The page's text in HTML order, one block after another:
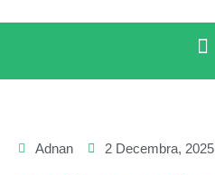
Adnan 2 Decembra, 2025